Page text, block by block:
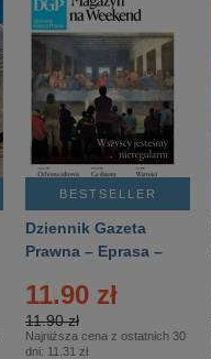
BESTSELLER
Dziennik Gazeta
Prawna – Eprasa –
11.90 zł
11.90 zł
Najniższa cena z ostatnich 30
dni: 11.31 zł